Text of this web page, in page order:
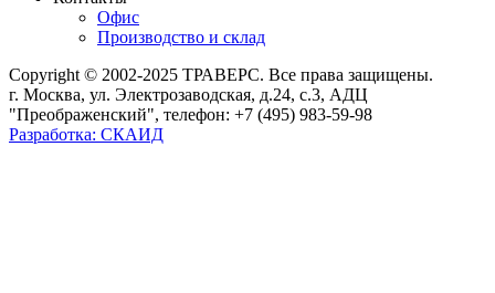
Офис
Производство и склад
Copyright © 2002-2025 ТРАВЕРС. Все права защищены.
г. Москва, ул. Электрозаводская, д.24, с.3, АДЦ
"Преображенский", телефон: +7 (495) 983-59-98
Разработка: СКАИД